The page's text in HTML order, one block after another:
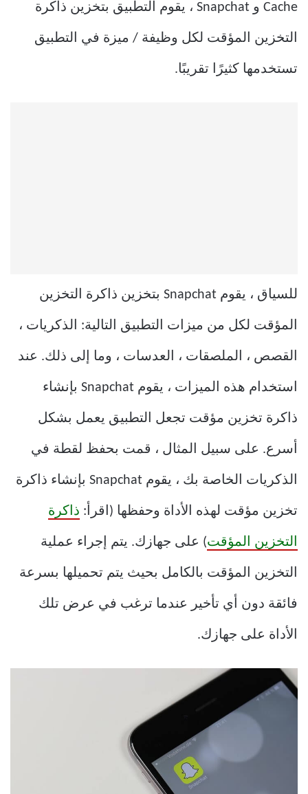
Cache و Snapchat ، يقوم التطبيق بتخزين ذاكرة
التخزين المؤقت لكل وظيفة / ميزة في التطبيق
تستخدمها كثيرًا تقريبًا.
للسياق ، يقوم Snapchat بتخزين ذاكرة التخزين
المؤقت لكل من ميزات التطبيق التالية: الذكريات ،
القصص ، الملصقات ، العدسات ، وما إلى ذلك. عند
استخدام هذه الميزات ، يقوم Snapchat بإنشاء
ذاكرة تخزين مؤقت تجعل التطبيق يعمل بشكل
أسرع. على سبيل المثال ، قمت بحفظ لقطة في
الذكريات الخاصة بك ، يقوم Snapchat بإنشاء ذاكرة
تخزين مؤقت لهذه الأداة وحفظها (اقرأ: ذاكرة
التخزين المؤقت) على جهازك. يتم إجراء عملية
التخزين المؤقت بالكامل بحيث يتم تحميلها بسرعة
فائقة دون أي تأخير عندما ترغب في عرض تلك
الأداة على جهازك.